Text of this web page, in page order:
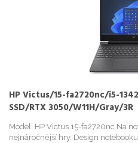
HP Victus/15-fa2720nc/i5-
SSD/RTX 3050/W11H/Gray/3R
Model: HP Victus 15-fa2720nc Na
nejnáročnější hry. Design